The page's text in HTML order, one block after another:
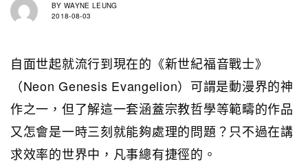
BY WAYNE LEUNG
2018-08-03
自面世起就流行到現在的《新世紀福音戰士》
（Neon Genesis Evangelion）可謂是動漫界的神
作之一，但了解這一套涵蓋宗教哲學等範疇的作品
又怎會是一時三刻就能夠處理的問題？只不過在講
求效率的世界中，凡事總有捷徑的。